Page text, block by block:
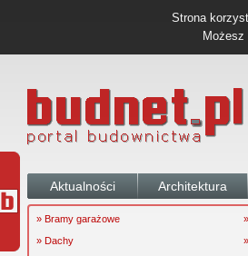
Strona
Możesz
Aktualności Architektura
» Bramy garażowe
» Dachy